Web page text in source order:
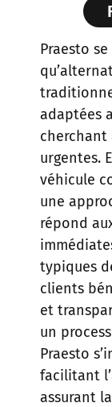
Praesto
adaptées
urgentes.
véhicule
une
répond
typiques
clients
et
un
Praesto
facilitant
assurant